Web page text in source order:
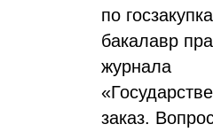
по
бакалавр
журнала
заказ.